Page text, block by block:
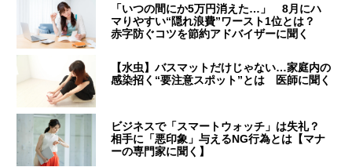
「いつの間にか5万円消えた…」 8月にハ
マりやすい“隠れ浪費”ワースト1位とは？
赤字防ぐコツを節約アドバイザーに聞く
【水虫】バスマットだけじゃない…家庭内の
感染招く“要注意スポット”とは 医師に聞く
ビジネスで「スマートウォッチ」は失礼？
相手に「悪印象」与えるNG行為とは【マナ
ーの専門家に聞く】